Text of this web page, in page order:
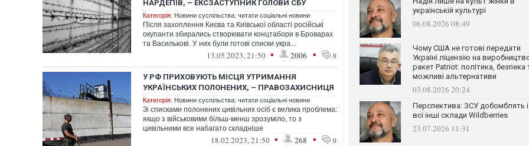
НАРДЕПІВ, – ЕКСЗАСТУПНИК ГОЛОВИ СБУ
Категорія: Новини суспільства: читати соціальні новини
Після захоплення Києва та Київської області російські
окупанти збирались створювати концтабори в Броварах
та Василькові. У них були готові списки укра...
13.05.2023, 21:50 • 2006 • 0
У РФ ПРИХОВУЮТЬ МІСЦЯ УТРИМАННЯ
УКРАЇНСЬКИХ ПОЛОНЕНИХ, – ПРАВОЗАХИСНИЦЯ
Категорія: Новини суспільства: читати соціальні новини
Зі списками полонених цивільних осіб є велика проблема:
якщо з військовими більш-менш зрозуміло, то з
цивільними все набагато складніше
18.02.2023, 21:50 • 268 • 0
українській культурі
06.08.2026 08:49
Чому США не готові передати
Україні ліцензію на
ракет Patriot: політика, безпека
можливі альтернативи
03.08.2026 20:24
Перспектива: ЗСУ добомблять і
всі інші склади Wildberries
23.07.2026 11:31